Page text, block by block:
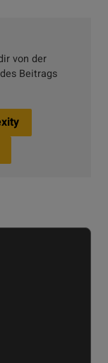
von der
Beitrags